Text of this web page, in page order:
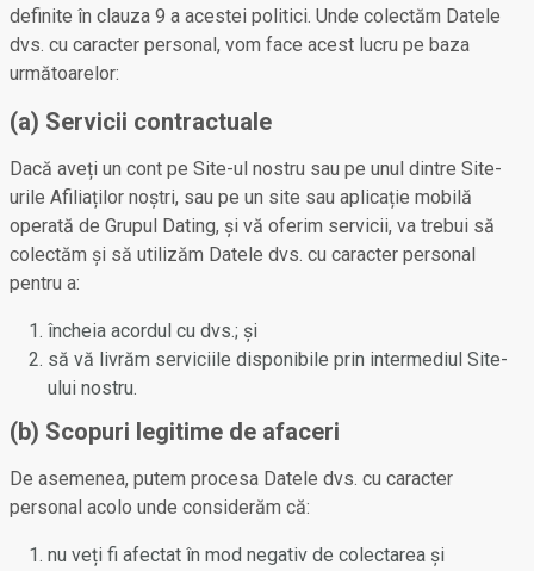
definite în clauza 9 a acestei politici. Unde colectăm Datele
dvs. cu caracter personal, vom face acest lucru pe baza
următoarelor:
(a) Servicii contractuale
Dacă aveți un cont pe Site-ul nostru sau pe unul dintre Site-
urile Afiliaților noștri, sau pe un site sau aplicație mobilă
operată de Grupul Dating, și vă oferim servicii, va trebui să
colectăm și să utilizăm Datele dvs. cu caracter personal
pentru a:
încheia acordul cu dvs.; și
să vă livrăm serviciile disponibile prin intermediul Site-
ului nostru.
(b) Scopuri legitime de afaceri
De asemenea, putem procesa Datele dvs. cu caracter
personal acolo unde considerăm că:
nu veți fi afectat în mod negativ de colectarea și